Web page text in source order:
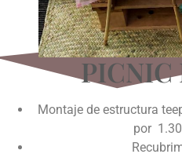
PICNIC
Montaje de estructura
por